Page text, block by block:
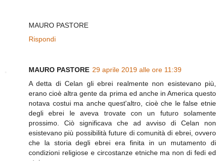
MAURO PASTORE
Rispondi
MAURO PASTORE 29 aprile 2019 alle ore 11:39
A detta di Celan gli ebrei realmente non esistevano più,
erano cioè altra gente da prima ed anche in America questo
notava costui ma anche quest'altro, cioè che le false etnie
degli ebrei le aveva trovate con un futuro solamente
prossimo. Ciò significava che ad avviso di Celan non
esistevano più possibilità future di comunità di ebrei, ovvero
che la storia degli ebrei era finita in un mutamento di
condizioni religiose e circostanze etniche ma non di fedi ed